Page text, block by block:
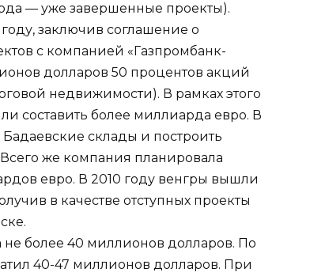
— уже завершенные проекты).
заключив соглашение о
с компанией «Газпромбанк-
долларов 50 процентов акций
недвижимости). В рамках этого
составить более миллиарда евро. В
склады и построить
же компания планировала
евро. В 2010 году венгры вышли
в качестве отступных проекты
более 40 миллионов долларов. По
40-47 миллионов долларов. При